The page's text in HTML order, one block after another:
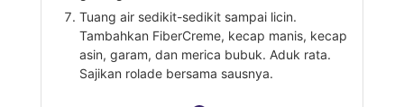
Tuang air sedikit-sedikit sampai licin.
Tambahkan FiberCreme, kecap manis, kecap
asin, garam, dan merica bubuk. Aduk rata.
Sajikan rolade bersama sausnya.